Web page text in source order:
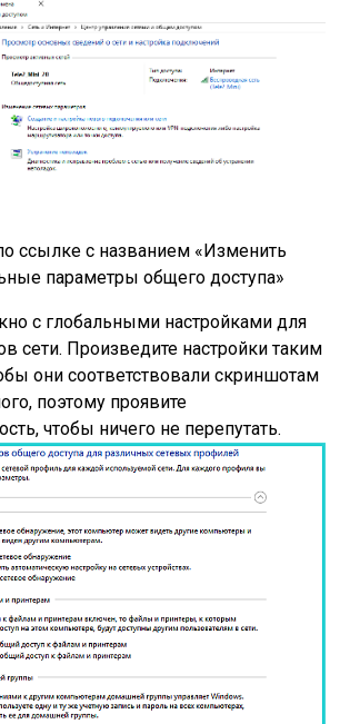
ссылке с названием «Изменить
параметры общего доступа»
с глобальными настройками для
сети. Произведите настройки таким
они соответствовали скриншотам
поэтому проявите
чтобы ничего не перепутать.